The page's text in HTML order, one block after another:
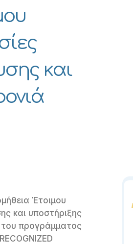
και
Έτοιμου
και υποστήριξης
του προγράμματος